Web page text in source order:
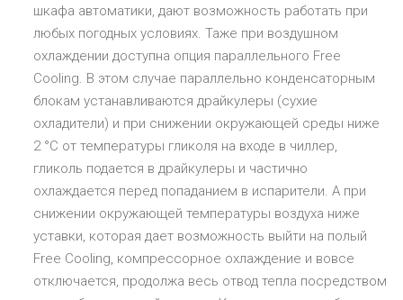
шкафа автоматики, дают возможность работать при
любых погодных условиях. Таже при воздушном
охлаждении доступна опция параллельного Free
Cooling. В этом случае параллельно конденсаторным
блокам устанавливаются драйкулеры (сухие
охладители) и при снижении окружающей среды ниже
2 °C от температуры гликоля на входе в чиллер,
гликоль подается в драйкулеры и частично
охлаждается перед попаданием в испарители. А при
снижении окружающей температуры воздуха ниже
уставки, которая дает возможность выйти на полый
Free Cooling, компрессорное охлаждение и вовсе
отключается, продолжа весь отвод тепла посредством